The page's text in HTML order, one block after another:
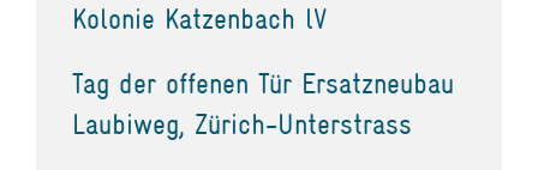
Kolonie Katzenbach lV
Tag der offenen Tür Ersatzneubau
Laubiweg, Zürich-Unterstrass